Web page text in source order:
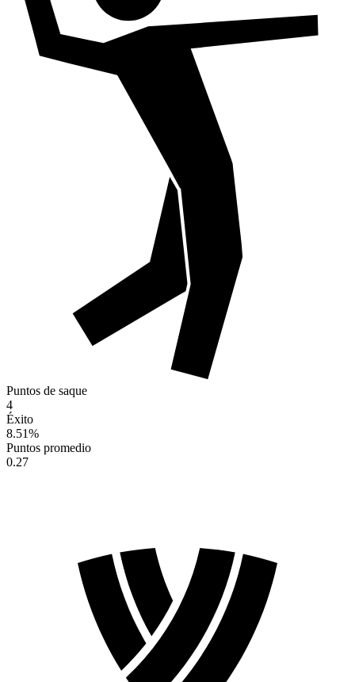
Puntos de saque
4
Éxito
8.51%
Puntos promedio
0.27